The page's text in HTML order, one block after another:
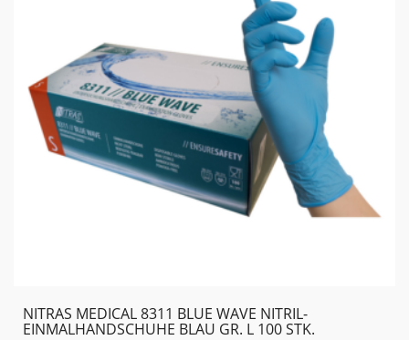
NITRAS MEDICAL 8311 BLUE WAVE NITRIL-
EINMALHANDSCHUHE BLAU GR. L 100 STK.